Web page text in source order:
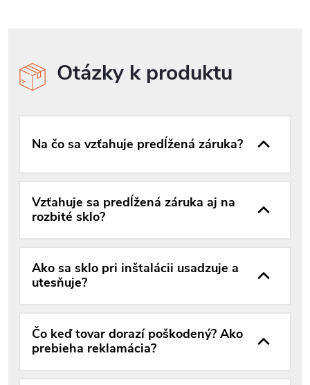
Otázky k produktu
Na čo sa vzťahuje predĺžená záruka?
Vzťahuje sa predĺžená záruka aj na
rozbité sklo?
Ako sa sklo pri inštalácii usadzuje a
utesňuje?
Čo keď tovar dorazí poškodený? Ako
prebieha reklamácia?